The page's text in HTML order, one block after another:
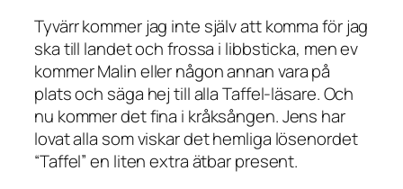
Tyvärr kommer jag inte själv att komma för jag
ska till landet och frossa i libbsticka, men ev
kommer Malin eller någon annan vara på
plats och säga hej till alla Taffel-läsare. Och
nu kommer det fina i kråksången. Jens har
lovat alla som viskar det hemliga lösenordet
“Taffel” en liten extra ätbar present.